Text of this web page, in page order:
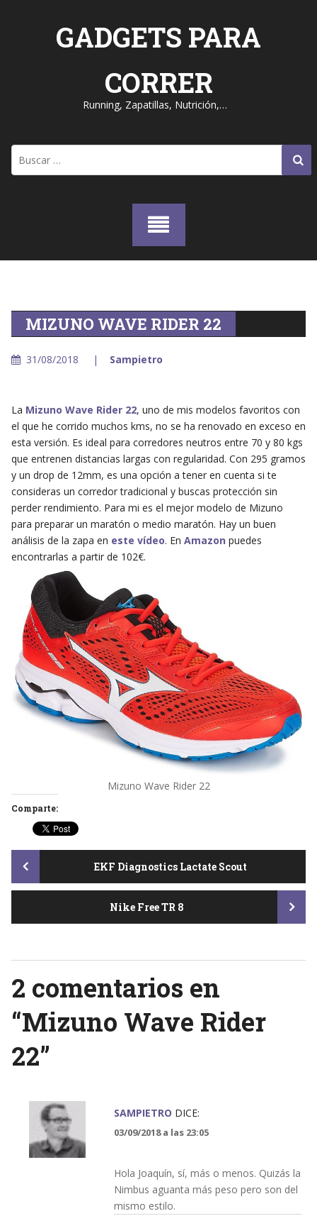
GADGETS PARA
CORRER
Running, Zapatillas, Nutrición,…
MIZUNO WAVE RIDER 22
31/08/2018 Sampietro
La Mizuno Wave Rider 22, uno de mis modelos favoritos con
el que he corrido muchos kms, no se ha renovado en exceso en
esta versión. Es ideal para corredores neutros entre 70 y 80 kgs
que entrenen distancias largas con regularidad. Con 295 gramos
y un drop de 12mm, es una opción a tener en cuenta si te
consideras un corredor tradicional y buscas protección sin
perder rendimiento. Para mi es el mejor modelo de Mizuno
para preparar un maratón o medio maratón. Hay un buen
análisis de la zapa en este vídeo. En Amazon puedes
encontrarlas a partir de 102€.
Mizuno Wave Rider 22
Comparte:
Post
navigation
EKF Diagnostics Lactate Scout
Nike Free TR 8
2 comentarios en
“Mizuno Wave Rider
22”
SAMPIETRO DICE:
03/09/2018 a las 23:05
Hola Joaquín, sí, más o menos. Quizás la
Nimbus aguanta más peso pero son del
mismo estilo.